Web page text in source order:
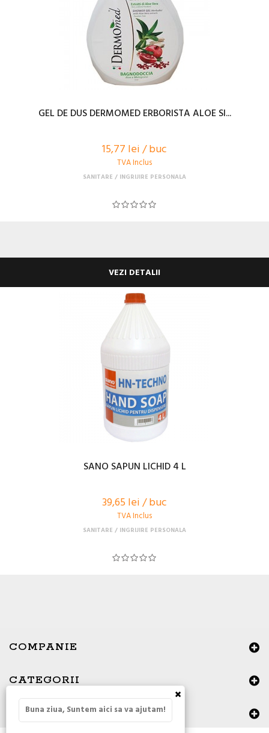
GEL DE DUS DERMOMED ERBORISTA ALOE SI...
15,77 lei / buc
TVA Inclus
SANITARE INGRIJIRE PERSONALA
VEZI DETALII
SANO SAPUN LICHID 4 L
39,65 lei / buc
TVA Inclus
SANITARE INGRIJIRE PERSONALA
COMPANIE
CATEGORII
DATE DE CONTACT
×
Buna ziua, Suntem aici sa va ajutam!